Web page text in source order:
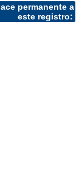
permanente a
este registro: